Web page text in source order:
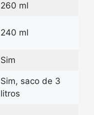
260 ml
240 ml
Sim
Sim, saco de 3
litros